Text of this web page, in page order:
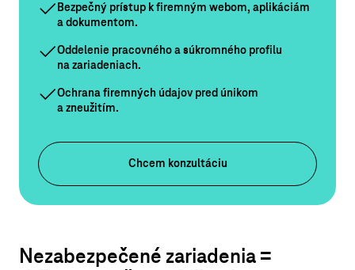
Bezpečný prístup k firemným webom, aplikáciám
a dokumentom.
Oddelenie pracovného a súkromného profilu
na zariadeniach.
Ochrana firemných údajov pred únikom
a zneužitím.
Chcem konzultáciu
Nezabezpečené zariadenia =